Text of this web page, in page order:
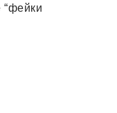
“фейки